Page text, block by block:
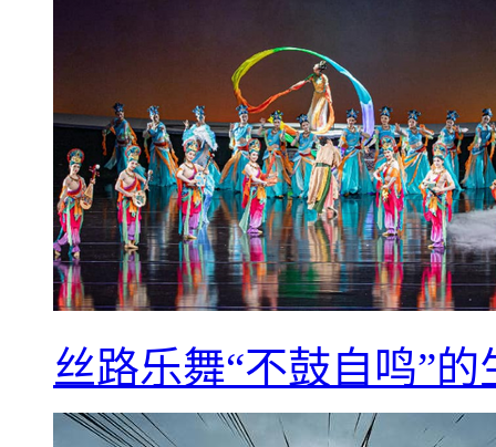
丝路乐舞“不鼓自鸣”